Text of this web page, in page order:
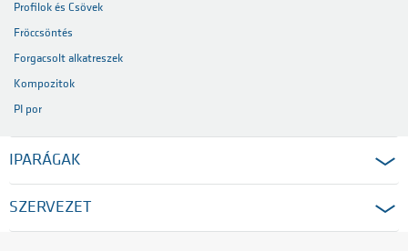
Profilok és Csövek
Fröccsöntés
Forgacsolt alkatreszek
Kompozitok
PI por
IPARÁGAK
SZERVEZET